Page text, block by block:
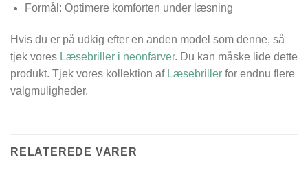
Formål: Optimere komforten under læsning
Hvis du er på udkig efter en anden model som denne, så
tjek vores Læsebriller i neonfarver. Du kan måske lide dette
produkt. Tjek vores kollektion af Læsebriller for endnu flere
valgmuligheder.
RELATEREDE VARER